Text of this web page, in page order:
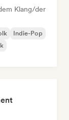
Klang/der
Indie-Pop